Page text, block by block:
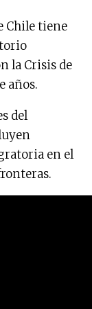
Chile tiene
la Crisis de
años.
del
en el